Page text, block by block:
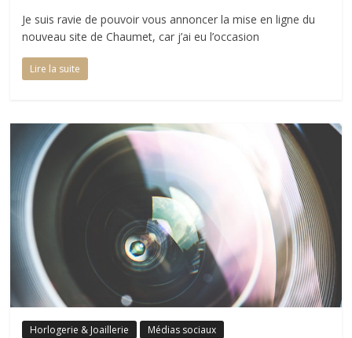
Je suis ravie de pouvoir vous annoncer la mise en ligne du
nouveau site de Chaumet, car j’ai eu l’occasion
Lire la suite
Horlogerie & Joaillerie Médias sociaux